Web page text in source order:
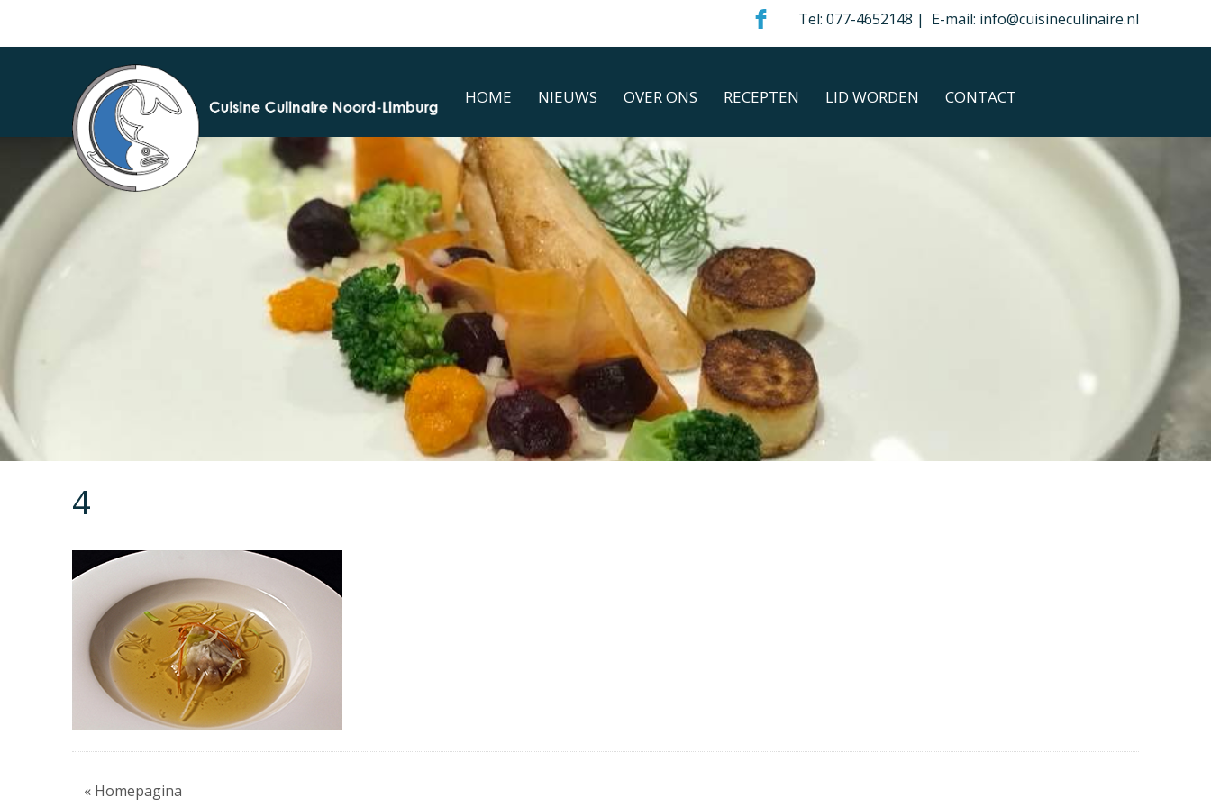
Tel: 077-4652148 | E-mail: info@cuisineculinaire.nl
HOME NIEUWS OVER ONS RECEPTEN LID WORDEN CONTACT
4
« Homepagina